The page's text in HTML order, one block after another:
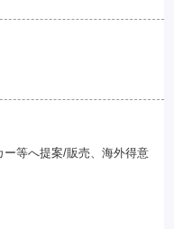
等へ提案/販売、海外得意